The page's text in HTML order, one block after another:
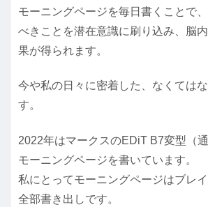
モーニングページを毎日書くことで
べきことを潜在意識に刷り込み、脳
果が得られます。
今や私の日々に密着した、なくては
す。
2022年はマークスのEDiT B7変型（
モーニングページを書いています。
私にとってモーニングページはブレ
全部書き出しです。